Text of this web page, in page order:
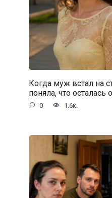
Когда муж встал на
поняла, что осталась
0 1.6к.